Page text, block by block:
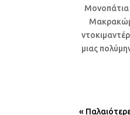
Μονοπάτια
μιας
«